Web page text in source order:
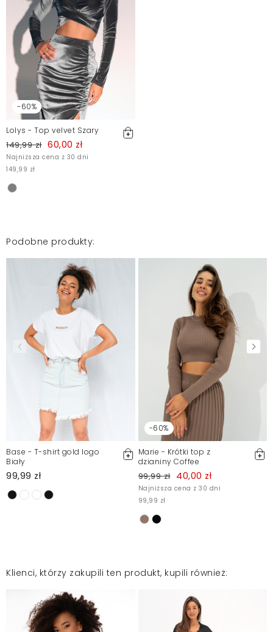
-60%
Lolys - Top velvet Szary
149,99 zł 60,00 zł
Najniższa cena z 30 dni
149,99 zł
Podobne produkty:
Base - T-shirt gold logo
Biały
99,99 zł
-60%
Marie - Krótki top z
dzianiny Coffee
99,99 zł 40,00 zł
Najniższa cena z 30 dni
99,99 zł
Klienci, którzy zakupili ten produkt, kupili również: